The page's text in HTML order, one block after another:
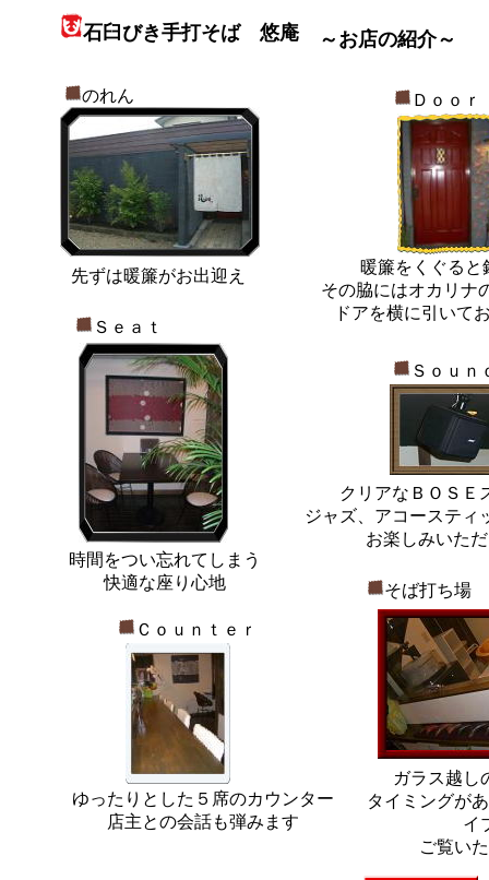
ガラス越し
タイミングが
イ
ご覧い
そば打ち場
ゆったりとした５席のカウンター
店主との会話も弾みます
Ｃｏｕｎｔｅｒ
クリアなＢＯＳＥ
ジャズ、アコースティ
お楽しみいた
Ｓｏｕｎ
時間をつい忘れてしまう
快適な座り心地
Ｓｅａｔ
暖簾をくぐると
その脇にはオカリナ
ドアを横に引いて
Ｄｏｏｒ
先ずは暖簾がお出迎え
のれん
石臼びき手打そば 悠庵 ～お店の紹介～